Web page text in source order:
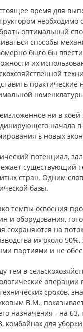
время для
оптимальный
способы
было бы
их
ни в
начала в
в новых
потенциал,
существующий
стран. Одним
базы.
темпы освоения
и оборудования,
сохраняются на
их около
партиями и не
тем в
сроков,
В.М.,
назначения - на 63,
комбайнах для